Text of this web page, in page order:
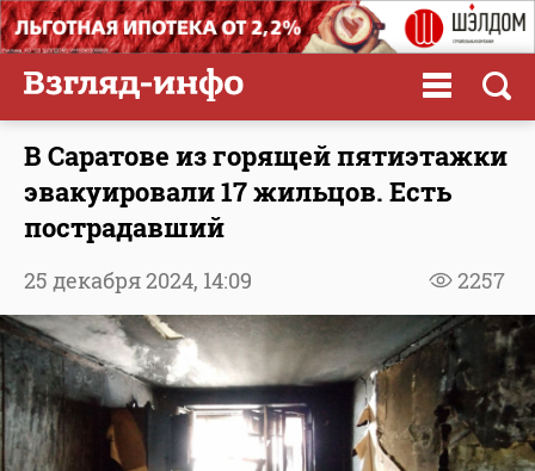
В Саратове из горящей пятиэтажки
эвакуировали 17 жильцов. Есть
пострадавший
2257
25 декабря 2024, 14:09